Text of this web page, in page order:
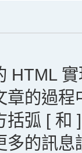
HTML
章的過
括弧 [ 和
多的訊